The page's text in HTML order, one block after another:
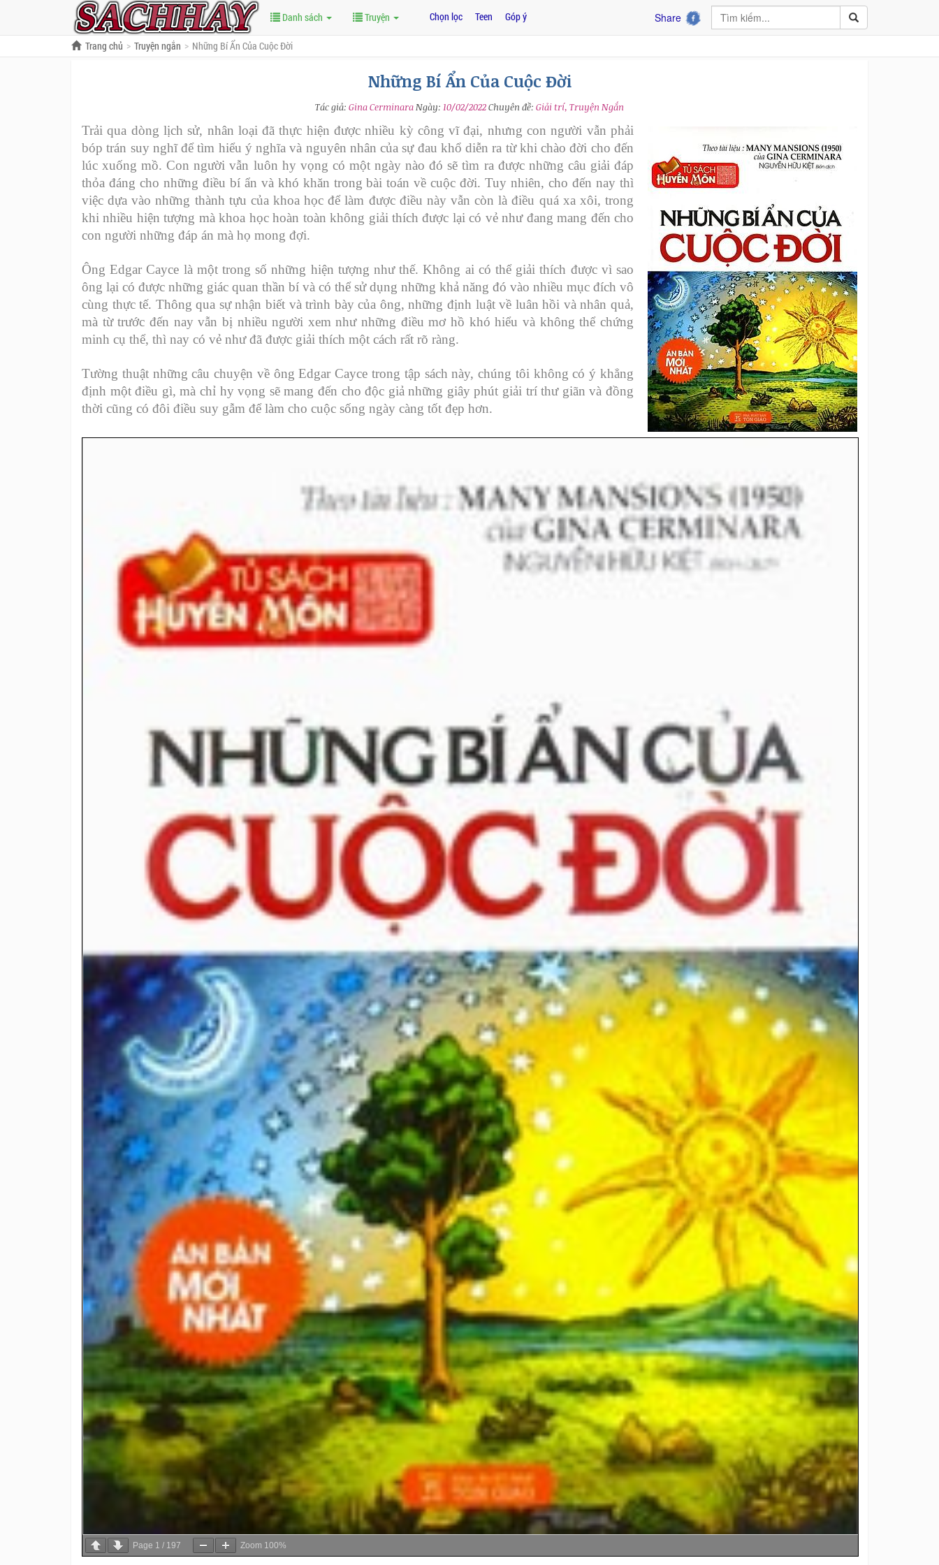
Danh sách Truyện Chọn lọc Teen Góp ý Share
Trang chủ Truyện ngắn Những Bí Ẩn Của Cuộc Đời
Những Bí Ẩn Của Cuộc Đời
Tác giả: Gina CerminaraNgày: 10/02/2022Chuyên đề: Giải trí, Truyện Ngắn
Trải qua dòng lịch sử, nhân loại đã thực hiện được nhiều kỳ công vĩ đại, nhưng con người vẫn phải
bóp trán suy nghĩ để tìm hiểu ý nghĩa và nguyên nhân của sự đau khổ diễn ra từ khi chào đời cho đến
lúc xuống mồ. Con người vẫn luôn hy vọng có một ngày nào đó sẽ tìm ra được những câu giải đáp
thỏa đáng cho những điều bí ẩn và khó khăn trong bài toán về cuộc đời. Tuy nhiên, cho đến nay thì
việc dựa vào những thành tựu của khoa học để làm được điều này vẫn còn là điều quá xa xôi, trong
khi nhiều hiện tượng mà khoa học hoàn toàn không giải thích được lại có vẻ như đang mang đến cho
con người những đáp án mà họ mong đợi.
Ông Edgar Cayce là một trong số những hiện tượng như thế. Không ai có thể giải thích được vì sao
ông lại có được những giác quan thần bí và có thể sử dụng những khả năng đó vào nhiều mục đích vô
cùng thực tế. Thông qua sự nhận biết và trình bày của ông, những định luật về luân hồi và nhân quả,
mà từ trước đến nay vẫn bị nhiều người xem như những điều mơ hồ khó hiểu và không thể chứng
minh cụ thể, thì nay có vẻ như đã được giải thích một cách rất rõ ràng.
Tường thuật những câu chuyện về ông Edgar Cayce trong tập sách này, chúng tôi không có ý khẳng
định một điều gì, mà chỉ hy vọng sẽ mang đến cho độc giả những giây phút giải trí thư giãn và đồng
thời cũng có đôi điều suy gẫm để làm cho cuộc sống ngày càng tốt đẹp hơn.
Page 1 / 197 Zoom 100%